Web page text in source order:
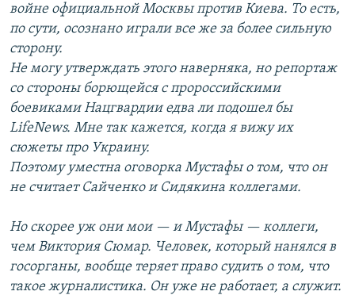
войне официальной Москвы против Киева. То есть,
по сути, осознано играли все же за более сильную
сторону.
Не могу утверждать этого наверняка, но репортаж
со стороны борющейся с пророссийскими
боевиками Нацгвардии едва ли подошел бы
LifeNews. Мне так кажется, когда я вижу их
сюжеты про Украину.
Поэтому уместна оговорка Мустафы о том, что он
не считает Сайченко и Сидякина коллегами.
Но скорее уж они мои — и Мустафы — коллеги,
чем Виктория Сюмар. Человек, который нанялся в
госорганы, вообще теряет право судить о том, что
такое журналистика. Он уже не работает, а служит.